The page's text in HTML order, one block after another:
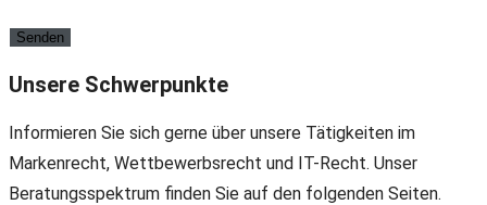
Unsere Schwerpunkte
Informieren Sie sich gerne über unsere Tätigkeiten im
Markenrecht, Wettbewerbsrecht und IT-Recht. Unser
Beratungsspektrum finden Sie auf den folgenden Seiten.